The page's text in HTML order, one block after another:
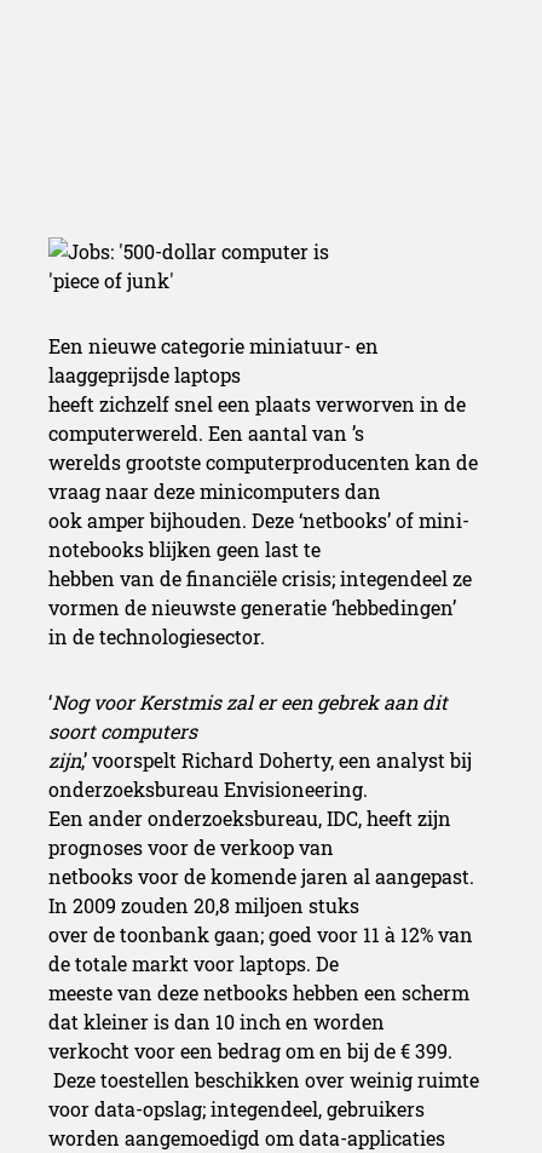
Een nieuwe categorie miniatuur- en
laaggeprijsde laptops
heeft zichzelf snel een plaats verworven in de
computerwereld. Een aantal van ’s
werelds grootste computerproducenten kan de
vraag naar deze minicomputers dan
ook amper bijhouden. Deze ‘netbooks’ of mini-
notebooks blijken geen last te
hebben van de financiële crisis; integendeel ze
vormen de nieuwste generatie ‘hebbedingen’
in de technologiesector.
‘Nog voor Kerstmis zal er een gebrek aan dit
soort computers
zijn,’ voorspelt Richard Doherty, een analyst bij
onderzoeksbureau Envisioneering.
Een ander onderzoeksbureau, IDC, heeft zijn
prognoses voor de verkoop van
netbooks voor de komende jaren al aangepast.
In 2009 zouden 20,8 miljoen stuks
over de toonbank gaan; goed voor 11 à 12% van
de totale markt voor laptops. De
meeste van deze netbooks hebben een scherm
dat kleiner is dan 10 inch en worden
verkocht voor een bedrag om en bij de € 399.
Deze toestellen beschikken over weinig ruimte
voor data-opslag; integendeel, gebruikers
worden aangemoedigd om data-applicaties